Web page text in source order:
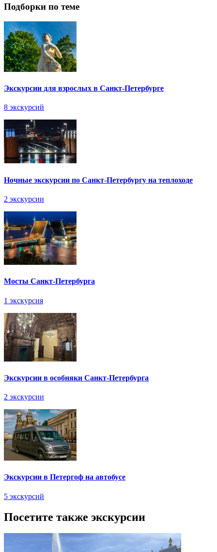
Подборки по теме
Экскурсии для взрослых в Санкт-Петербурге
8 экскурсий
Ночные экскурсии по Санкт-Петербургу на теплоходе
2 экскурсии
Мосты Санкт-Петербурга
1 экскурсия
Экскурсии в особняки Санкт-Петербурга
2 экскурсии
Экскурсии в Петергоф на автобусе
5 экскурсий
Посетите также экскурсии